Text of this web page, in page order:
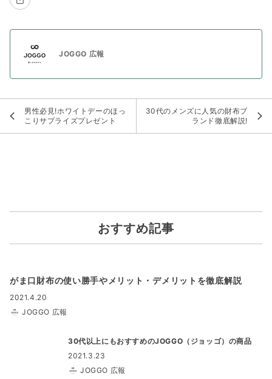
JOGGO 広報
男性必見!ホワイトデーのほっ
こりサプライズプレゼント
30代のメンズに人気の財布ブ
ランド徹底解説!
おすすめ記事
がま口財布の使い勝手やメリット・デメリットを徹底解説
2021.4.20
JOGGO 広報
30代以上にもおすすめのJOGGO（ジョッゴ）の商品
2021.3.23
JOGGO 広報